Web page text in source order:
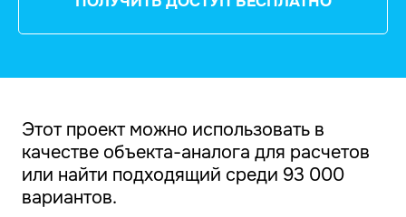
Этот проект можно использовать в
качестве объекта-аналога для расчетов
или найти подходящий среди 93 000
вариантов.